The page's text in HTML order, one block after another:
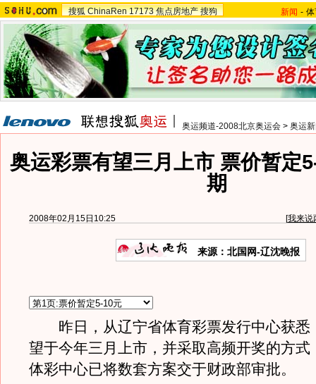
搜狐 ChinaRen 17173 焦点房地产 搜狗 新闻 -
奥运频道-2008北京奥运会 > 奥运
奥运彩票有望三月上市 票价暂定
期
2008年02月15日10:25 [我来说
来源：北国网-辽沈晚报
昨日，从辽宁省体育彩票发行中心获悉
望于今年三月上市，并采取高频开奖的方式
体彩中心已将数套方案交于财政部审批。